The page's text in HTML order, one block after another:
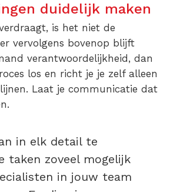
duidelijk maken
is het niet de
vervolgens bovenop blijft
verantwoordelijkheid, dan
los en richt je je zelf alleen
Laat je communicatie dat
in elk detail te
taken zoveel mogelijk
in jouw team